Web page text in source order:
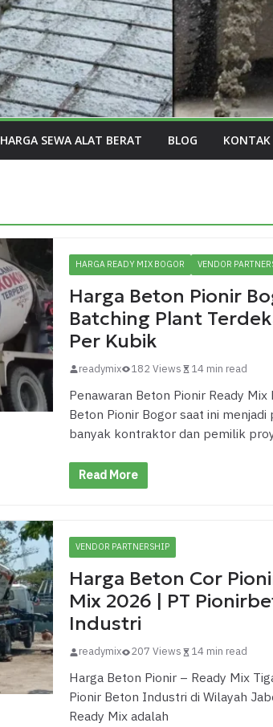
HARGA SEWA ALAT BERAT BLOG
HARGA READY MIX BOGOR VENDOR
Harga Beton Pionir
Batching Plant
Per Kubik
readymix 182 Views 14 min read
Penawaran Beton Pionir Ready Mix
Beton Pionir Bogor saat ini menjadi
banyak kontraktor dan pemilik
Read More
VENDOR PARTNERSHIP
Harga Beton Cor
Mix 2026 | PT
Industri
readymix 207 Views 14 min read
Harga Beton Pionir – Ready Mix
Pionir Beton Industri di Wilayah
Ready Mix adalah